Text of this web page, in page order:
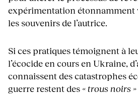
expérimentation étonnamment
les souvenirs de l’autrice.
Si ces pratiques témoignent à
l’écocide en cours en Ukraine,
connaissent des catastrophes
guerre restent des « trous noirs »